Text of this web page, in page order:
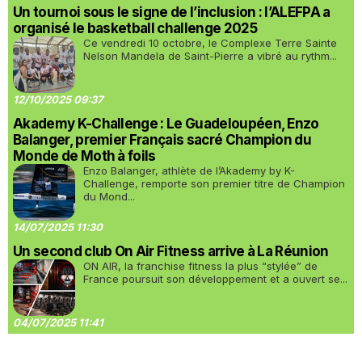
Un tournoi sous le signe de l’inclusion : l’ALEFPA a
organisé le basketball challenge 2025
Ce vendredi 10 octobre, le Complexe Terre Sainte
Nelson Mandela de Saint-Pierre a vibré au rythm...
12/10/2025 09:37
Akademy K-Challenge : Le Guadeloupéen, Enzo
Balanger, premier Français sacré Champion du
Monde de Moth à foils
Enzo Balanger, athlète de l’Akademy by K-
Challenge, remporte son premier titre de Champion
du Mond...
14/07/2025 11:30
Un second club On Air Fitness arrive à La Réunion
ON AIR, la franchise fitness la plus “stylée” de
France poursuit son développement et a ouvert se...
04/07/2025 11:41